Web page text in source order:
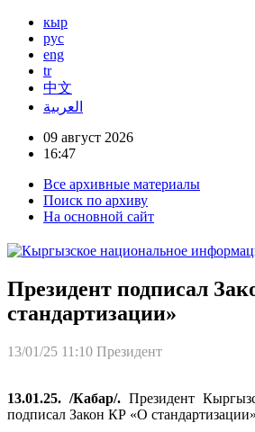
кыр
рус
eng
tr
中文
العربية
09 август 2026
16:47
Все архивные материалы
Поиск по архиву
На основной сайт
Президент подписал
стандартизации»
13/01/25 11:10 Президент
13.01.25. /Кабар/. Президент
подписал Закон КР «О